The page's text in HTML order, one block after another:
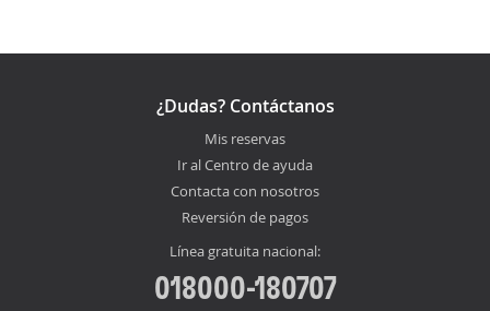
¿Dudas? Contáctanos
Mis reservas
Ir al Centro de ayuda
Contacta con nosotros
Reversión de pagos
Línea gratuita nacional:
018000-180707